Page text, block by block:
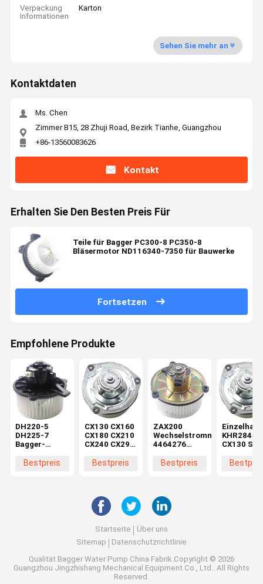
Verpackung
Informationen
Karton
Sehen Sie mehr an
Kontaktdaten
Ms. Chen
Zimmer B15, 28 Zhuji Road, Bezirk Tianhe, Guangzhou
+86-13560083626
Kontakt
Erhalten Sie Den Besten Preis Für
Teile für Bagger PC300-8 PC350-8
Bläsermotor ND116340-7350 für Bauwerke
Fortsetzen
Empfohlene Produkte
DH220-5
DH225-7
Bagger-
K1040112
Bestpreis
CX130 CX160
CX180 CX210
CX240 CX290
Maschinenreparaturwerkstätten
Bestpreis
ZAX200
Wechselstrommotor
4464276
Baggerteile in
Bestpreis
KHR2845
CX130
Startseite
Über uns
Sitemap
Datenschutzrichtlinie
Qualität Bagger Water Pump China Fabrik.Copyright © 2026
Guangzhou Jingzhishang Mechanical Equipment Co., Ltd.. All Rights
Reserved.